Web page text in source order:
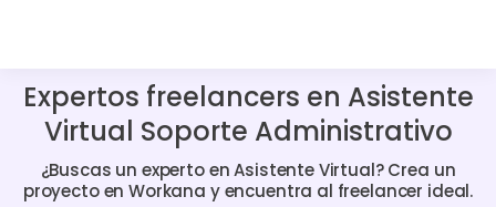
Expertos freelancers en Asistente
Virtual Soporte Administrativo
¿Buscas un experto en Asistente Virtual? Crea un
proyecto en Workana y encuentra al freelancer ideal.